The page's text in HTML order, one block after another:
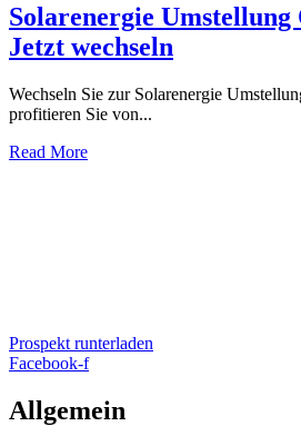
Solarenergie Umstellung
Jetzt wechseln
Wechseln Sie zur Solarenergie
profitieren Sie von...
Read More
Prospekt runterladen
Facebook-f
Allgemein